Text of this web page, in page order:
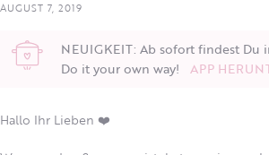
AUGUST 7, 2019
NEUIGKEIT: Ab sofort findest Du
Do it your own way! APP
Hallo Ihr Lieben ❤️